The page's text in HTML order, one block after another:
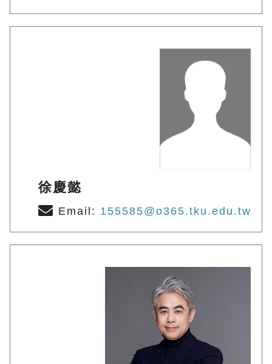
徐慶懿
Email: 155585@o365.tku.edu.tw